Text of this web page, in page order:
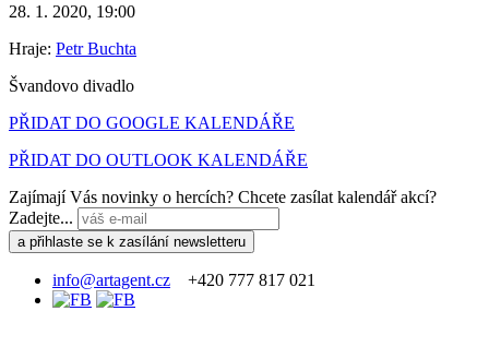
28. 1. 2020, 19:00
Hraje: Petr Buchta
Švandovo divadlo
PŘIDAT DO GOOGLE KALENDÁŘE
PŘIDAT DO OUTLOOK KALENDÁŘE
Zajímají Vás novinky o hercích? Chcete zasílat kalendář akcí?
Zadejte...
info@artagent.cz +420 777 817 021